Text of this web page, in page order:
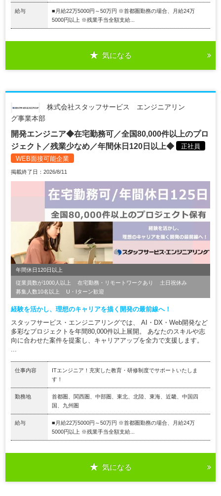
給与
■月給22万5000円～50万円 ※首都圏勤務の場合、月給24万
5000円以上 ※残業手当全額支給...
気になる
株式会社スタッフサービス エンジニアリン
グ事業本部
開発エンジニア◆在宅勤務可／全国80,000件以上のプロ
ジェクト／残業少なめ／年間休日120日以上◆
正社員
WEB面接可能企業
掲載終了日：2026/8/11
年間休日120日以上
従業員数が1000人以上 在宅勤務・リモートワークあり
土日祝休み
募集人数10名以上
U・Iターン歓迎
経験を活かし、理想のキャリアを描く開発の最前線へ！
スタッフサービス・エンジニアリングでは、 AI・DX・Web開発など
多彩なプロジェクトを年間80,000件以上展開。 あなたのスキルや志
向に合わせた案件を提案し、キャリアアップを全力で支援します。
仕事内容
ITエンジニア！充実した教育・研修制度でサポートいたしま
す！
勤務地
首都圏、関西圏、中部圏、東北、北陸、東海、近畿、中国四
国、九州圏
給与
■月給22万5000円～50万円 ※首都圏勤務の場合、月給24万
5000円以上 ※残業手当全額支給...
気になる